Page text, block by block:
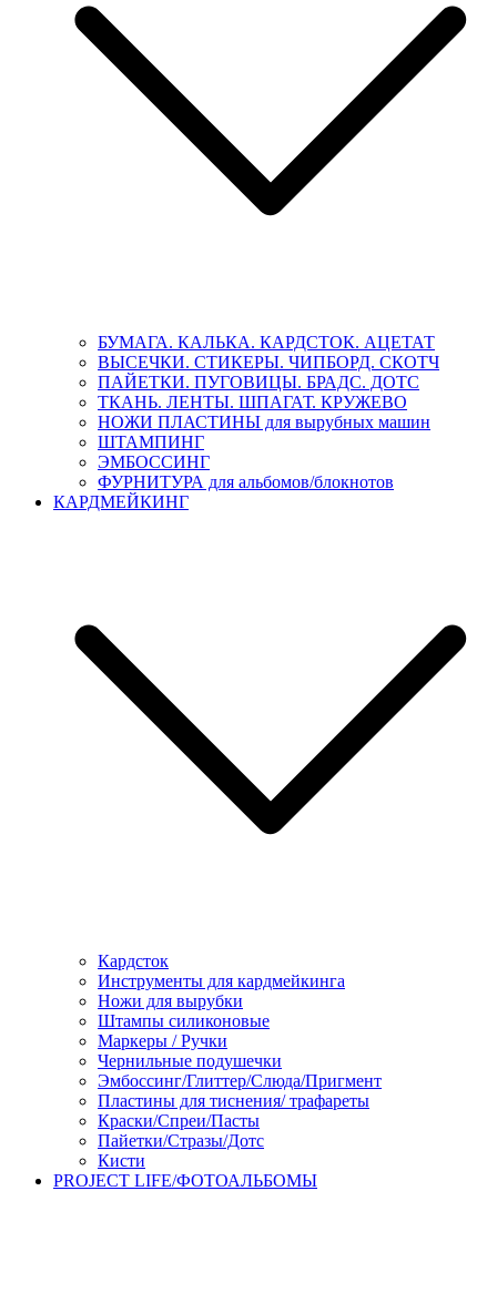
БУМАГА. КАЛЬКА. КАРДСТОК. АЦЕТАТ
ВЫСЕЧКИ. СТИКЕРЫ. ЧИПБОРД. СКОТЧ
ПАЙЕТКИ. ПУГОВИЦЫ. БРАДС. ДОТС
ТКАНЬ. ЛЕНТЫ. ШПАГАТ. КРУЖЕВО
НОЖИ ПЛАСТИНЫ для вырубных машин
ШТАМПИНГ
ЭМБОССИНГ
ФУРНИТУРА для альбомов/блокнотов
КАРДМЕЙКИНГ
Кардсток
Инструменты для кардмейкинга
Ножи для вырубки
Штампы силиконовые
Маркеры / Ручки
Чернильные подушечки
Эмбоссинг/Глиттер/Слюда/Пригмент
Пластины для тиснения/ трафареты
Краски/Спреи/Пасты
Пайетки/Стразы/Дотс
Кисти
PROJECT LIFE/ФОТОАЛЬБОМЫ